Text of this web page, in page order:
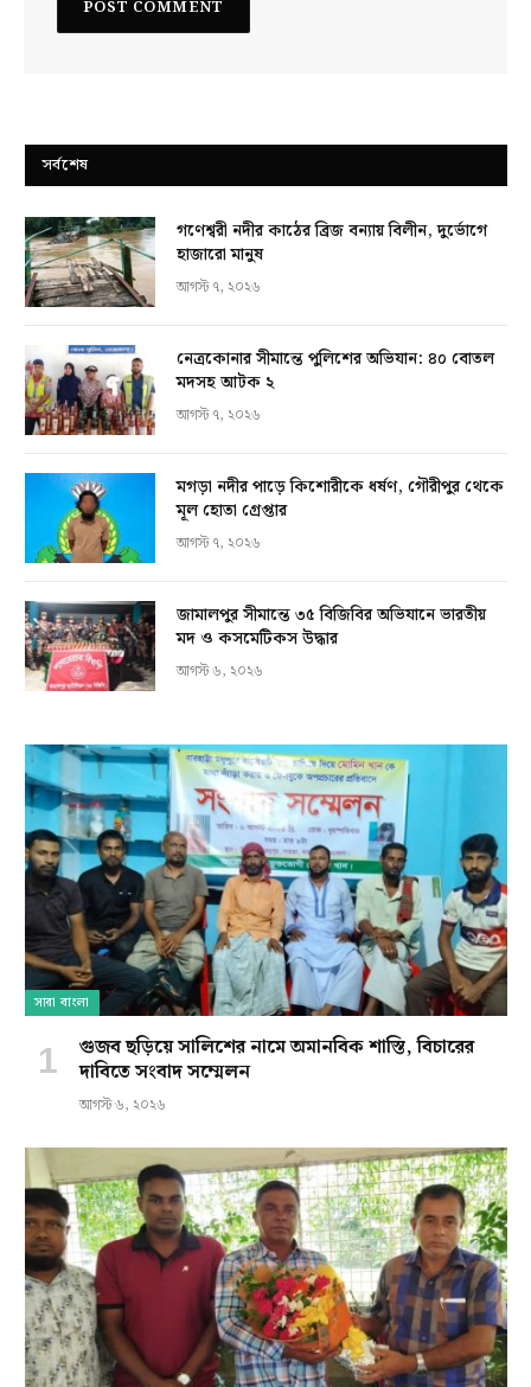
সর্বশেষ
গণেশ্বরী নদীর কাঠের ব্রিজ বন্যায় বিলীন, দুর্ভোগে
হাজারো মানুষ
আগস্ট ৭, ২০২৬
নেত্রকোনার সীমান্তে পুলিশের অভিযান: ৪০ বোতল
মদসহ আটক ২
আগস্ট ৭, ২০২৬
মগড়া নদীর পাড়ে কিশোরীকে ধর্ষণ, গৌরীপুর থেকে
মূল হোতা গ্রেপ্তার
আগস্ট ৭, ২০২৬
জামালপুর সীমান্তে ৩৫ বিজিবির অভিযানে ভারতীয়
মদ ও কসমেটিকস উদ্ধার
আগস্ট ৬, ২০২৬
সারা বাংলা
গুজব ছড়িয়ে সালিশের নামে অমানবিক শাস্তি, বিচারের
দাবিতে সংবাদ সম্মেলন
আগস্ট ৬, ২০২৬